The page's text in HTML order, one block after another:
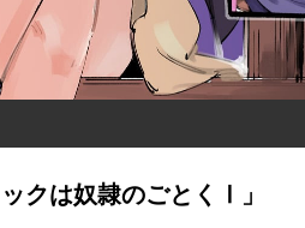
クは奴隷のごとくⅠ」